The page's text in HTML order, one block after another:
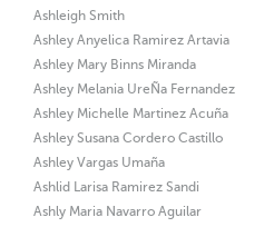
Ashleigh Smith
Ashley Anyelica Ramirez Artavia
Ashley Mary Binns Miranda
Ashley Melania UreÑa Fernandez
Ashley Michelle Martinez Acuña
Ashley Susana Cordero Castillo
Ashley Vargas Umaña
Ashlid Larisa Ramirez Sandi
Ashly Maria Navarro Aguilar